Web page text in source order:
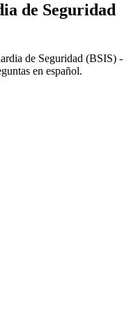
de Seguridad
de Seguridad (BSIS) -
en español.